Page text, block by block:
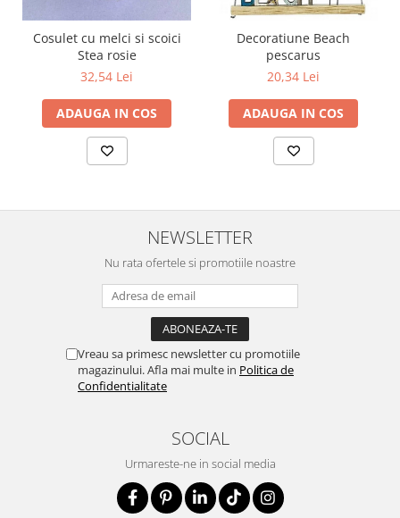
Cosulet cu melci si scoici
Stea rosie
32,54 Lei
ADAUGA IN COS
Decoratiune Beach
pescarus
20,34 Lei
ADAUGA IN COS
NEWSLETTER
Nu rata ofertele si promotiile noastre
Vreau sa primesc newsletter cu promotiile
magazinului. Afla mai multe in Politica de
Confidentialitate
SOCIAL
Urmareste-ne in social media